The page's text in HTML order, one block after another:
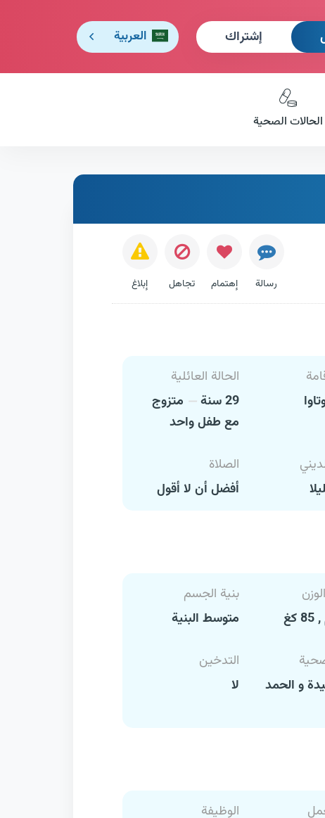
إشتراك العربية
الحالات الصحية
رسالة إهتمام تجاهل إبلاغ
الحالة العائلية
29 سنة
متزوج
مع طفل واحد
الصلاة
أفضل أن لا أقول
بنية الجسم
متوسط البنية
و الحمد
التدخين
لا
الوظيفة